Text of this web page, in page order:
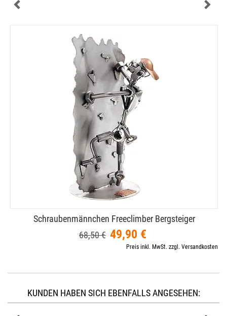
Schraubenmännchen Freeclimber Bergsteiger
68,50 € 49,90 €
Preis inkl. MwSt. zzgl. Versandkosten
KUNDEN HABEN SICH EBENFALLS ANGESEHEN: